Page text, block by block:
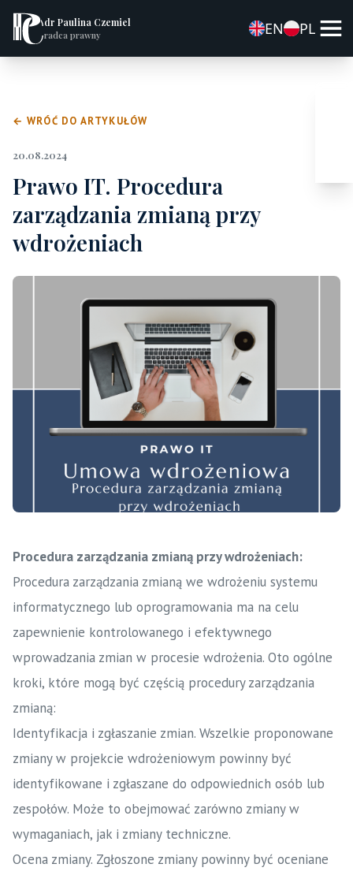
dr Paulina Czemiel
radca prawny EN PL
← WRÓĆ DO ARTYKUŁÓW
20.08.2024
Prawo IT. Procedura
zarządzania zmianą przy
wdrożeniach
Procedura zarządzania zmianą przy wdrożeniach:
Procedura zarządzania zmianą we wdrożeniu systemu
informatycznego lub oprogramowania ma na celu
zapewnienie kontrolowanego i efektywnego
wprowadzania zmian w procesie wdrożenia. Oto ogólne
kroki, które mogą być częścią procedury zarządzania
zmianą:
Identyfikacja i zgłaszanie zmian. Wszelkie proponowane
zmiany w projekcie wdrożeniowym powinny być
identyfikowane i zgłaszane do odpowiednich osób lub
zespołów. Może to obejmować zarówno zmiany w
wymaganiach, jak i zmiany techniczne.
Ocena zmiany. Zgłoszone zmiany powinny być oceniane